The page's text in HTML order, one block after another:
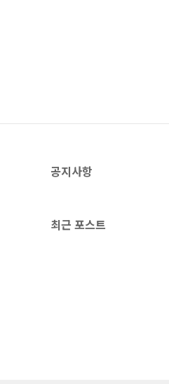
공지사항
최근 포스트